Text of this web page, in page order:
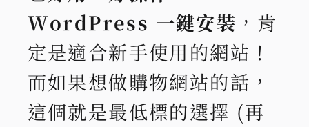
WordPress 一鍵安裝 ，肯
定是適合新手使用的網站！
而如果想做購物網站的話，
這個就是最低標的選擇 (再